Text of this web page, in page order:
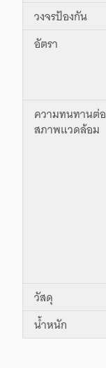
วงจรป้องกัน
อัตรา
ความทนทานต่อ
สภาพแวดล้อม
วัสดุ
น้ำหนัก